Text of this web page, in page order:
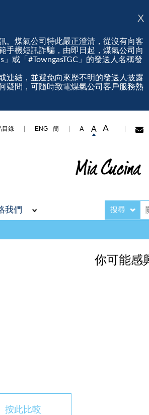
。煤氣公司特此嚴正澄清，從沒有向客
手機短訊詐騙，由即日起，煤氣公司向
或「#TowngasTGC」的發送人名稱發
連結，並避免向來歷不明的發送人披露
疑問，可隨時致電煤氣公司客戶服務熱
X
目錄 ENG 簡 A A A
我們 搜尋
按此比較
你可能感